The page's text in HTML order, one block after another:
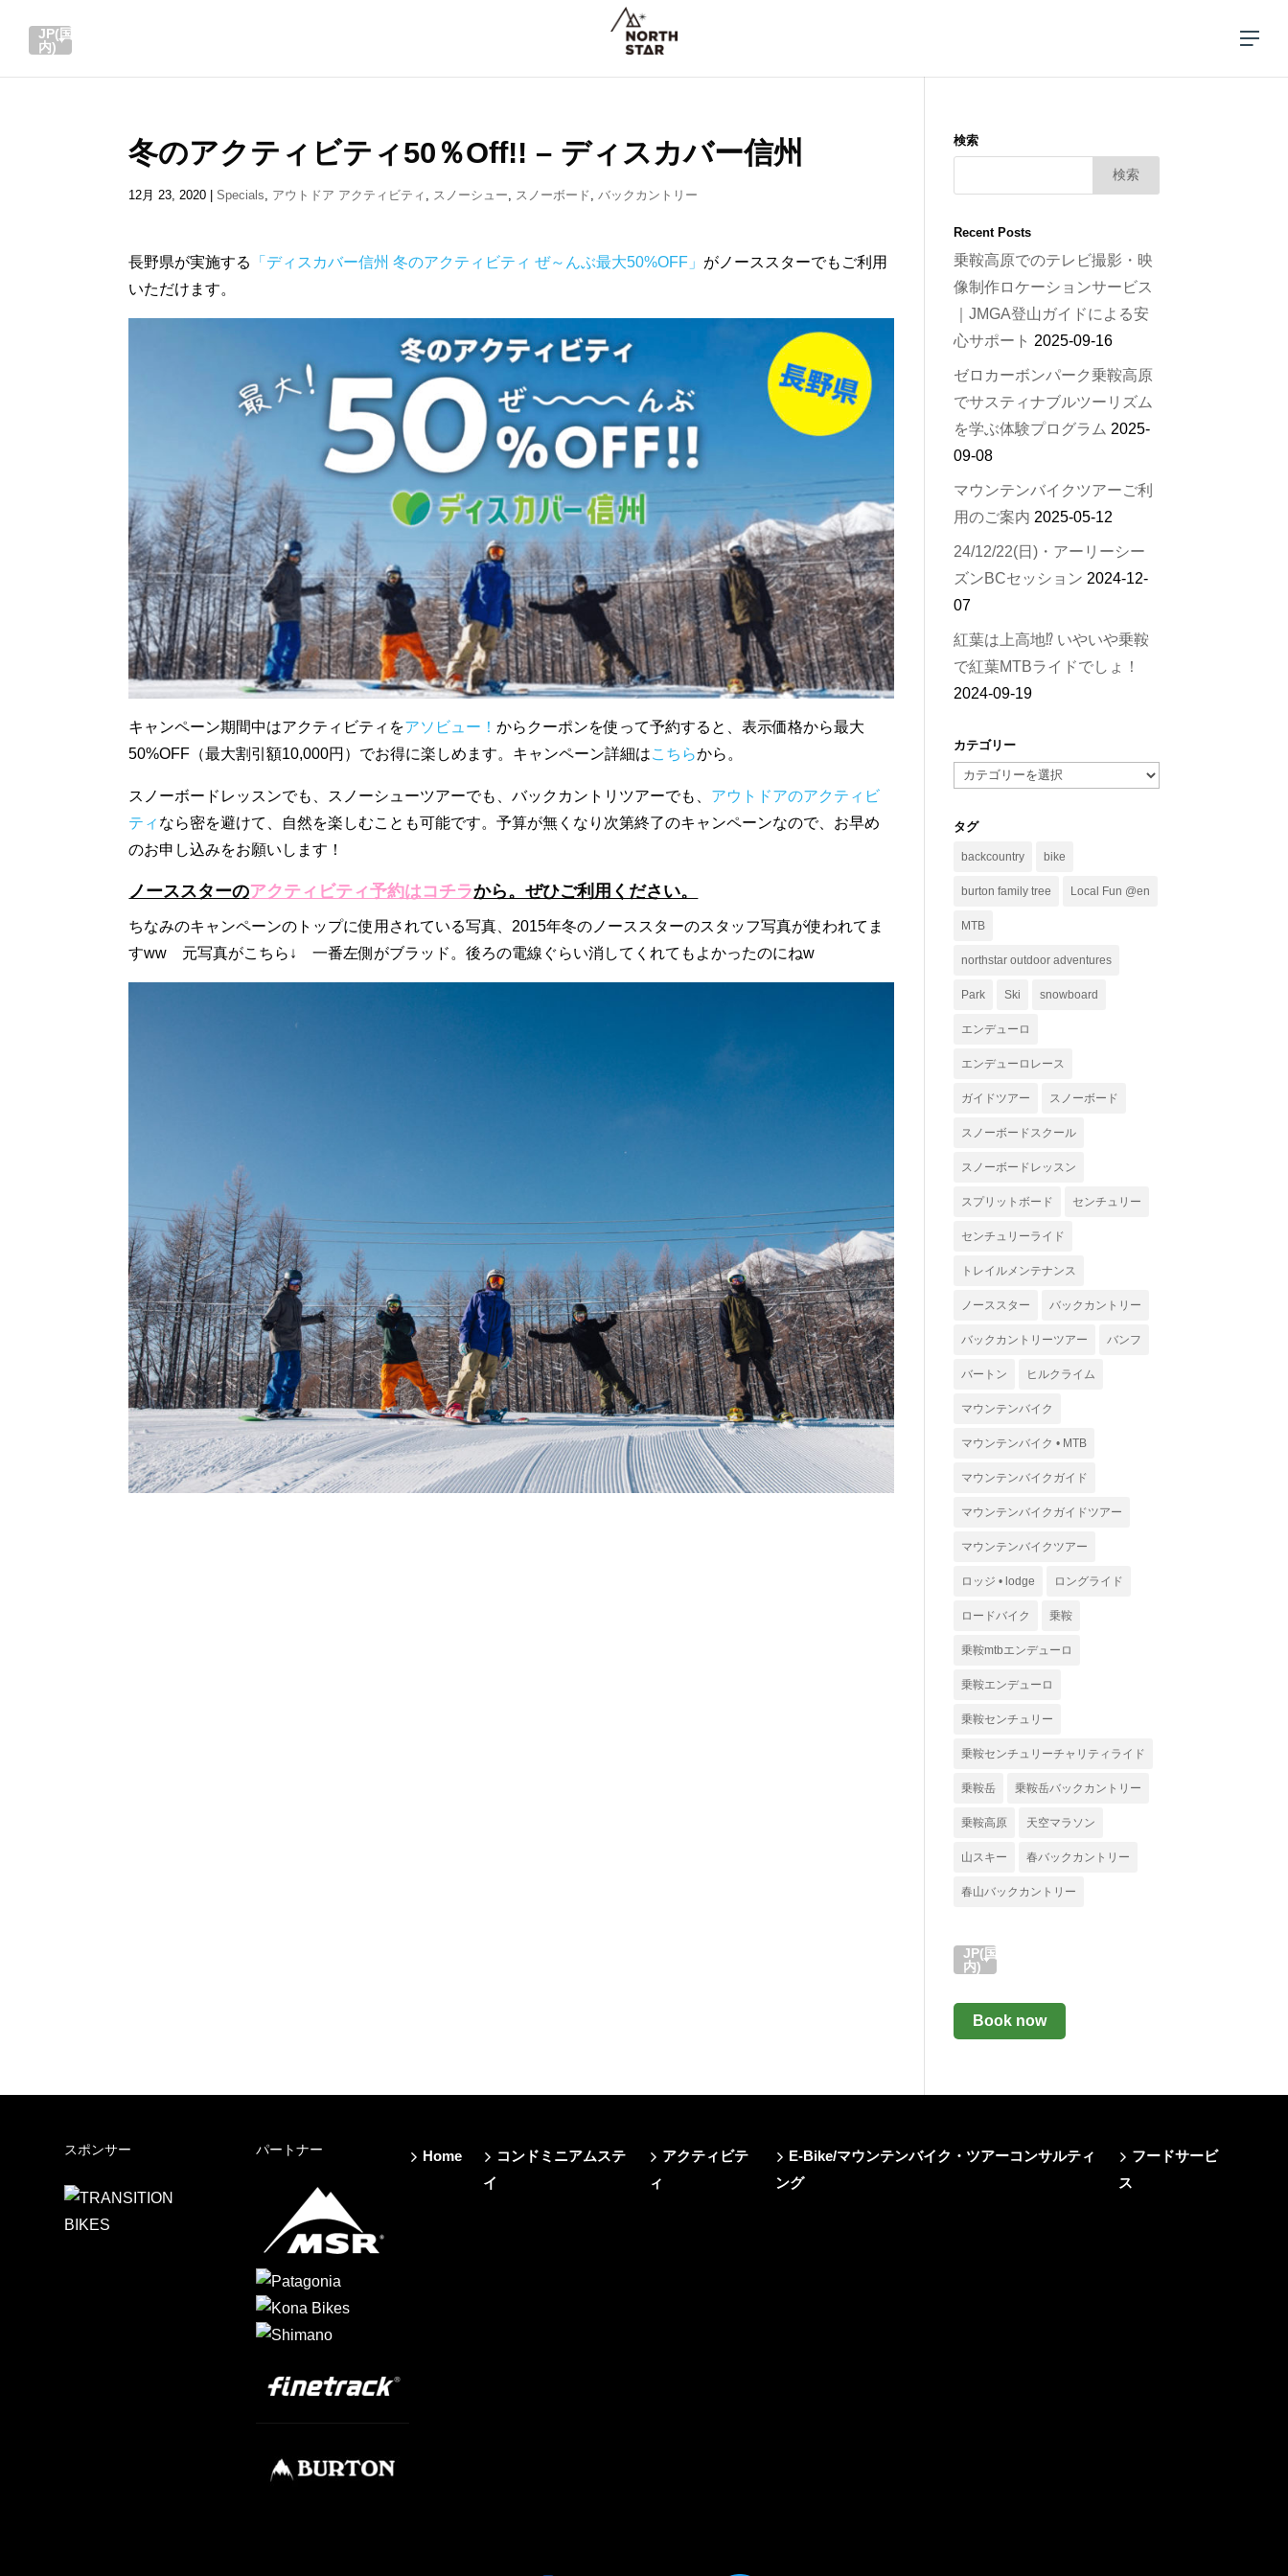
JP(国
内)
冬のアクティビティ50％Off!! – ディスカバー信州
12月 23, 2020 |Specials アウトドア アクティビティ スノーシュー スノーボード バックカントリー
長野県が実施する 「ディスカバー信州 冬のアクティビティ ぜ～んぶ最大50%OFF」 がノーススターでもご利用
いただけます。
キャンペーン期間中はアクティビティをアソビュー！からクーポンを使って予約すると、表示価格から最大
50%OFF（最大割引額10,000円）でお得に楽しめます。キャンペーン詳細はこちらから。
スノーボードレッスンでも、スノーシューツアーでも、バックカントリツアーでも、 アウトドアのアクティビ
ティ なら密を避けて、自然を楽しむことも可能です。予算が無くなり次第終了のキャンペーンなので、お早め
のお申し込みをお願いします！
ノーススターのアクティビティ予約はコチラから。ぜひご利用ください。
ちなみのキャンペーンのトップに使用されている写真、2015年冬のノーススターのスタッフ写真が使われてま
すww 元写真がこちら↓ 一番左側がブラッド。後ろの電線ぐらい消してくれてもよかったのにねw
検索
Recent Posts
乗鞍高原でのテレビ撮影・映
像制作ロケーションサービス
｜JMGA登山ガイドによる安
心サポート 2025-09-16
ゼロカーボンパーク乗鞍高原
でサスティナブルツーリズム
を学ぶ体験プログラム 2025-
09-08
マウンテンバイクツアーご利
用のご案内 2025-05-12
24/12/22(日)・アーリーシー
ズンBCセッション 2024-12-
07
紅葉は上高地⁉︎ いやいや乗鞍
で紅葉MTBライドでしょ！
2024-09-19
カテゴリー
カ
ゴ
リ
タグ
backcountry bike
burton family tree Local Fun @en
MTB
northstar outdoor adventures
Park Ski snowboard
エンデューロ
エンデューロレース
ガイドツアー スノーボード
スノーボードスクール
スノーボードレッスン
スプリットボード センチュリー
センチュリーライド
トレイルメンテナンス
ノーススター バックカントリー
バックカントリーツアー バンフ
バートン ヒルクライム
マウンテンバイク
マウンテンバイク • MTB
マウンテンバイクガイド
マウンテンバイクガイドツアー
マウンテンバイクツアー
ロッジ • lodge ロングライド
ロードバイク 乗鞍
乗鞍mtbエンデューロ
乗鞍エンデューロ
乗鞍センチュリー
乗鞍センチュリーチャリティライド
乗鞍岳 乗鞍岳バックカントリー
乗鞍高原 天空マラソン
山スキー 春バックカントリー
春山バックカントリー
JP(国
内)
Book now
スポンサー パートナー Home
コンドミニアムステ
イ
アクティビテ
ィ
E-Bike/マウンテンバイク・ツアーコンサルティ
ング
フードサービ
ス